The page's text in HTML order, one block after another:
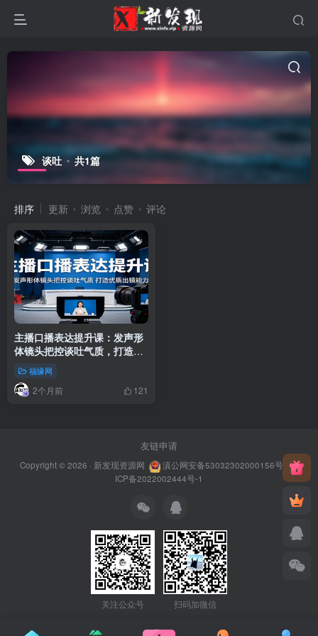
谈吐 共1篇
排序 更新 浏览 点赞 评论
主播口播表达提升课：发声形
体镜头把控谈吐气质，打造优
质出镜能力
福缘网
2个月前 121
友链申请
Copyright © 2026 · 新发现资源网 滇公网安备53032302000156号
滇
ICP备2022002444号-1
关注公众号 扫码加微信